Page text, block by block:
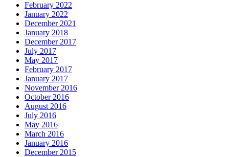
February 2022
January 2022
December 2021
January 2018
December 2017
July 2017
May 2017
February 2017
January 2017
November 2016
October 2016
August 2016
July 2016
May 2016
March 2016
January 2016
December 2015